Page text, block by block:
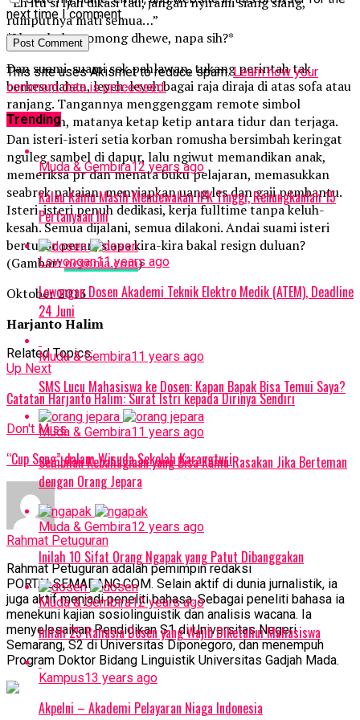
rumputnya mati semua…”
*Lha mbok ngomong dhewe, napa sih?*
Dan suami-suami sok pahlawan, tukang perintah tak
berkesudahan, leyeh-leyeh bagai raja diraja di atas sofa atau
ranjang. Tangannya menggenggam remote simbol
kekuasaan, matanya ketap ketip antara tidur dan terjaga.
Dan isteri-isteri setia korban romusha bersimbah keringat
nguleg sambel di dapur, lalu ngiwut memandikan anak,
memeriksa pr dan menata buku pelajaran, memasukkan
seabrek pakaian, menyiapkan uang les dan gaji pembantu.
Isteri-isteri penuh dedikasi, kerja fulltime tanpa keluh-
kesah. Semua dijalani, semua dilakoni. Andai suami isteri
bertukar peran, siapa kira-kira bakal resign duluan?
(Gambar:nexonia.com)
Oktober 2013
Harjanto Halim
Related Topics:
Up Next
Catatan Harjanto Halim: Surat Istri kepada Dirinya Sendiri
Don't Miss
“Cup Song” dalam Wisuda Sekolah Karangturi
Rahmat Petuguran
Rahmat Petuguran adalah pemimpin redaksi
PORTALSEMARANG.COM. Selain aktif di dunia jurnalistik, ia
juga aktif menjadi peneliti bahasa. Sebagai peneliti bahasa ia
menekuni kajian sosiolinguistik dan analisis wacana. Ia
menyelesaikan Pendidikan S1 di Universitas Negeri
Semarang, S2 di Universitas Diponegoro, dan menempuh
Program Doktor Bidang Linguistik Universitas Gadjah Mada.
next time I comment.
This site uses Akismet to reduce spam.Learn how your
comment data is processed.
Trending
Muda & Gembira12 years ago
Kalau Kamu Masih Mendewakan IPK Tinggi, Renungkanlah 15
Pertanyaan Ini
Lowongan11 years ago
Lowongan Dosen Akademi Teknik Elektro Medik (ATEM), Deadline
24 Juni
Muda & Gembira11 years ago
SMS Lucu Mahasiswa ke Dosen: Kapan Bapak Bisa Temui Saya?
Muda & Gembira11 years ago
Sembilan Kebahagiaan yang Bisa Kamu Rasakan Jika Berteman
dengan Orang Jepara
Muda & Gembira12 years ago
Inilah 10 Sifat Orang Ngapak yang Patut Dibanggakan
Muda & Gembira12 years ago
Inilah 25 Rahasia Dosen yang Wajib Diketahui Mahasiswa
Kampus13 years ago
Akpelni – Akademi Pelayaran Niaga Indonesia